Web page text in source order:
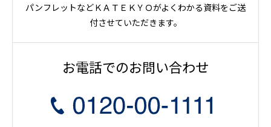
パンフレットなどＫＡＴＥＫＹＯがよくわかる資料をご送
付させていただきます。
お電話でのお問い合わせ